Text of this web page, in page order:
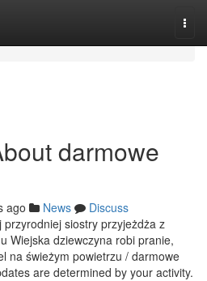
darmowe
ago News
Discuss
przyrodniej siostry przyjeżdża z
Wiejska dziewczyna robi pranie,
na świeżym powietrzu / darmowe
are determined by your activity.